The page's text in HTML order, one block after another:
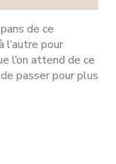
de ce
l’autre pour
l’on attend de ce
passer pour plus